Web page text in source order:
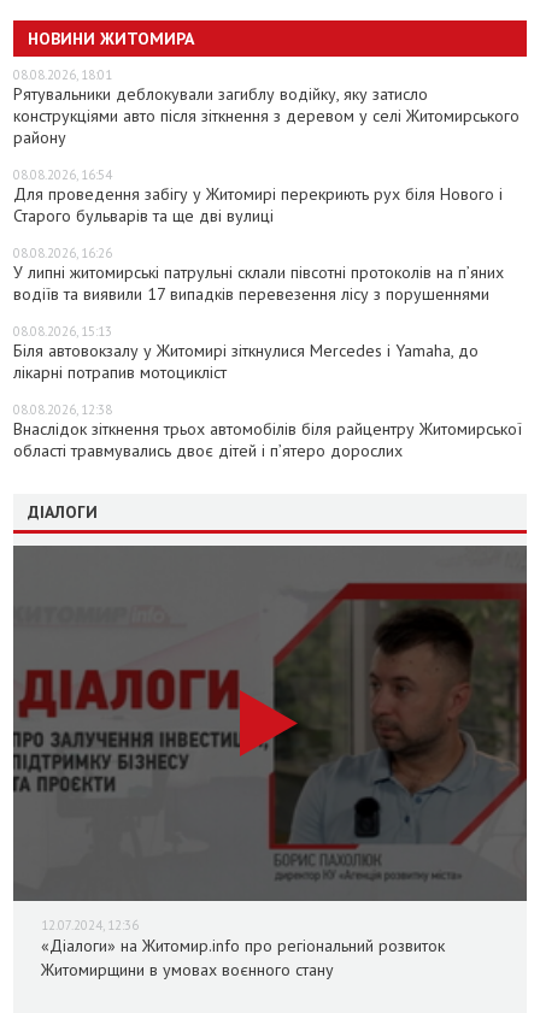
НОВИНИ ЖИТОМИРА
08.08.2026, 18:01
Рятувальники деблокували загиблу водійку, яку затисло
конструкціями авто після зіткнення з деревом у селі Житомирського
району
08.08.2026, 16:54
Для проведення забігу у Житомирі перекриють рух біля Нового і
Старого бульварів та ще дві вулиці
08.08.2026, 16:26
У липні житомирські патрульні склали півсотні протоколів на пʼяних
водіїв та виявили 17 випадків перевезення лісу з порушеннями
08.08.2026, 15:13
Біля автовокзалу у Житомирі зіткнулися Mercedes і Yamaha, до
лікарні потрапив мотоцикліст
08.08.2026, 12:38
Внаслідок зіткнення трьох автомобілів біля райцентру Житомирської
області травмувались двоє дітей і пʼятеро дорослих
ДІАЛОГИ
12.07.2024, 12:36
«Діалоги» на Житомир.info про регіональний розвиток
Житомирщини в умовах воєнного стану